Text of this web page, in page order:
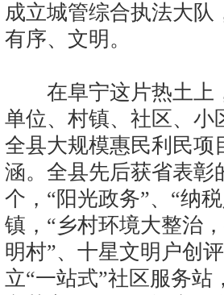
成立城管综合执法大
有序、文明。
在阜宁这片热土上
单位、村镇、社区、小
全县大规模惠民利民项
涵。全县先后获省表彰
个，“阳光政务”、“纳
镇，“乡村环境大整治
明村”、十星文明户创
立“一站式”社区服务站